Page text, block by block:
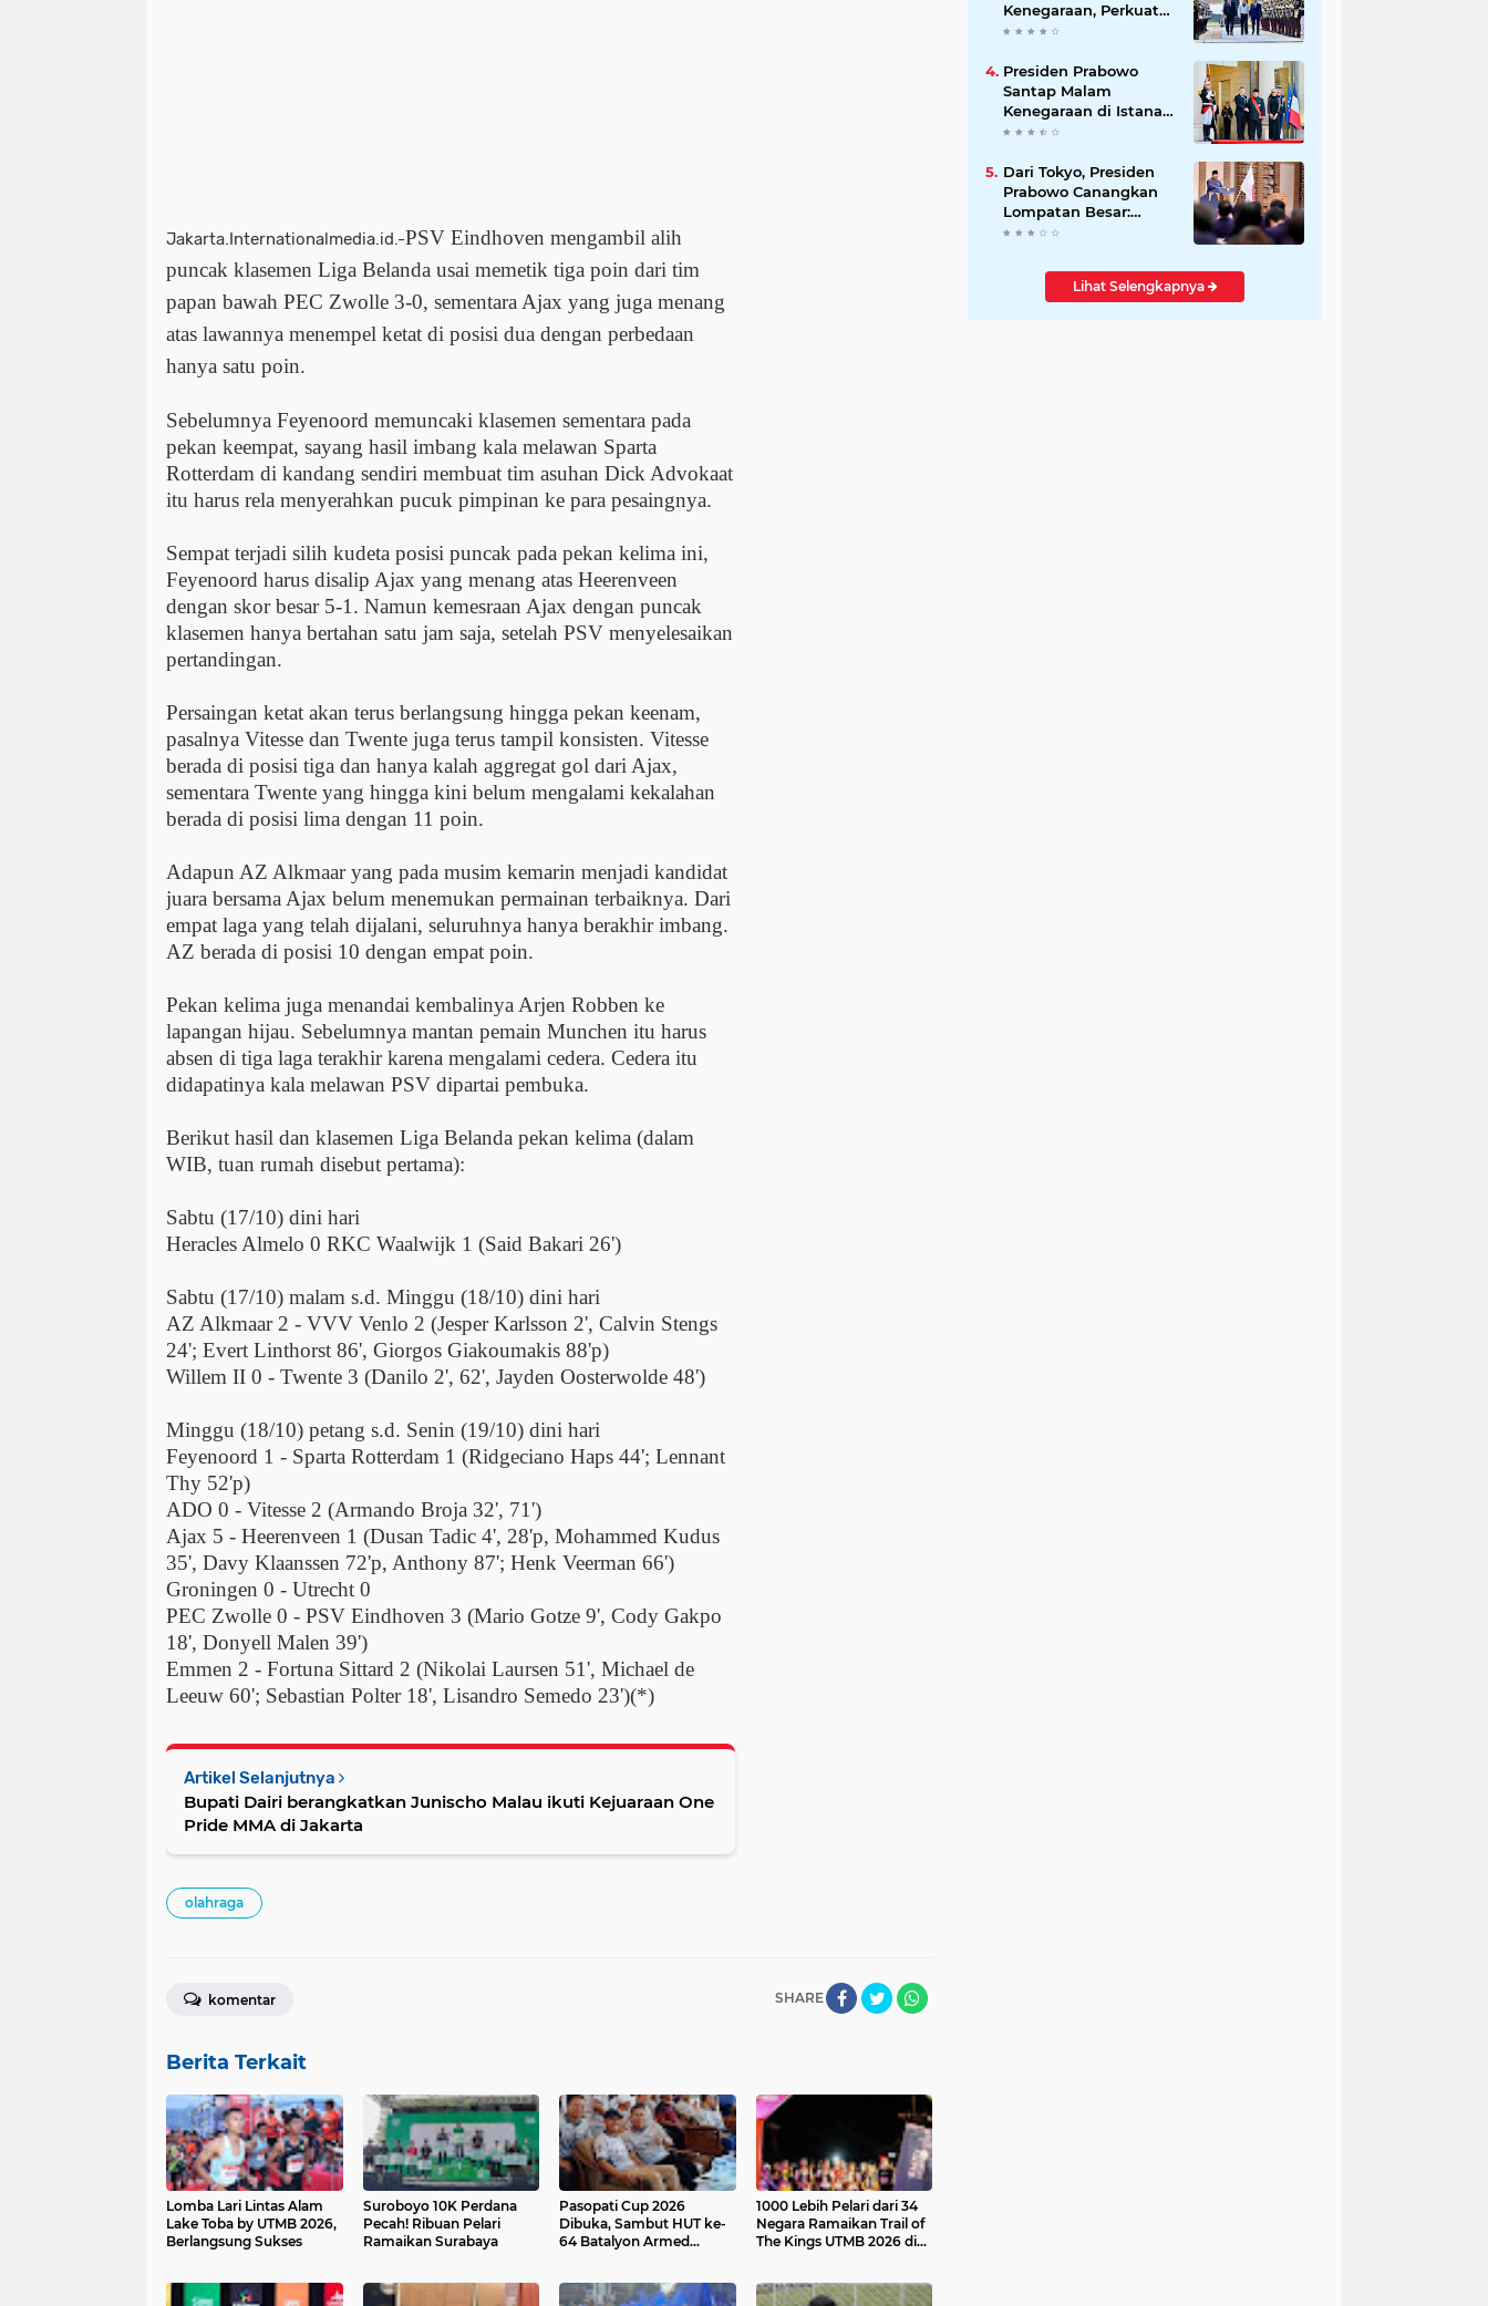
Jakarta.Internationalmedia.id.-PSV Eindhoven mengambil alih
puncak klasemen Liga Belanda usai memetik tiga poin dari tim
papan bawah PEC Zwolle 3-0, sementara Ajax yang juga menang
atas lawannya menempel ketat di posisi dua dengan perbedaan
hanya satu poin.
Sebelumnya Feyenoord memuncaki klasemen sementara pada
pekan keempat, sayang hasil imbang kala melawan Sparta
Rotterdam di kandang sendiri membuat tim asuhan Dick Advokaat
itu harus rela menyerahkan pucuk pimpinan ke para pesaingnya.
Sempat terjadi silih kudeta posisi puncak pada pekan kelima ini,
Feyenoord harus disalip Ajax yang menang atas Heerenveen
dengan skor besar 5-1. Namun kemesraan Ajax dengan puncak
klasemen hanya bertahan satu jam saja, setelah PSV menyelesaikan
pertandingan.
Persaingan ketat akan terus berlangsung hingga pekan keenam,
pasalnya Vitesse dan Twente juga terus tampil konsisten. Vitesse
berada di posisi tiga dan hanya kalah aggregat gol dari Ajax,
sementara Twente yang hingga kini belum mengalami kekalahan
berada di posisi lima dengan 11 poin.
Adapun AZ Alkmaar yang pada musim kemarin menjadi kandidat
juara bersama Ajax belum menemukan permainan terbaiknya. Dari
empat laga yang telah dijalani, seluruhnya hanya berakhir imbang.
AZ berada di posisi 10 dengan empat poin.
Pekan kelima juga menandai kembalinya Arjen Robben ke
lapangan hijau. Sebelumnya mantan pemain Munchen itu harus
absen di tiga laga terakhir karena mengalami cedera. Cedera itu
didapatinya kala melawan PSV dipartai pembuka.
Berikut hasil dan klasemen Liga Belanda pekan kelima (dalam
WIB, tuan rumah disebut pertama):
Sabtu (17/10) dini hari
Heracles Almelo 0 RKC Waalwijk 1 (Said Bakari 26')
Sabtu (17/10) malam s.d. Minggu (18/10) dini hari
AZ Alkmaar 2 - VVV Venlo 2 (Jesper Karlsson 2', Calvin Stengs
24'; Evert Linthorst 86', Giorgos Giakoumakis 88'p)
Willem II 0 - Twente 3 (Danilo 2', 62', Jayden Oosterwolde 48')
Minggu (18/10) petang s.d. Senin (19/10) dini hari
Feyenoord 1 - Sparta Rotterdam 1 (Ridgeciano Haps 44'; Lennant
Thy 52'p)
ADO 0 - Vitesse 2 (Armando Broja 32', 71')
Ajax 5 - Heerenveen 1 (Dusan Tadic 4', 28'p, Mohammed Kudus
35', Davy Klaanssen 72'p, Anthony 87'; Henk Veerman 66')
Groningen 0 - Utrecht 0
PEC Zwolle 0 - PSV Eindhoven 3 (Mario Gotze 9', Cody Gakpo
18', Donyell Malen 39')
Emmen 2 - Fortuna Sittard 2 (Nikolai Laursen 51', Michael de
Leeuw 60'; Sebastian Polter 18', Lisandro Semedo 23')(*)
Artikel Selanjutnya
Bupati Dairi berangkatkan Junischo Malau ikuti Kejuaraan One
Pride MMA di Jakarta
olahraga
SHARE
komentar
Berita Terkait
Lomba Lari Lintas Alam
Lake Toba by UTMB 2026,
Berlangsung Sukses
Suroboyo 10K Perdana
Pecah! Ribuan Pelari
Ramaikan Surabaya
Pasopati Cup 2026
Dibuka, Sambut HUT ke-
64 Batalyon Armed
1000 Lebih Pelari dari 34
Negara Ramaikan Trail of
The Kings UTMB 2026 di
Kenegaraan, Perkuat
Kemitraan Strategis
Presiden Prabowo
Santap Malam
Kenegaraan di Istana
Élysée Paris
Dari Tokyo, Presiden
Prabowo Canangkan
Lompatan Besar:
Energi Hijau, Hilirisasi,
Ekonomi
Lihat Selengkapnya